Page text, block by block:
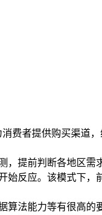
费者提供购买渠道
，提前判断各地区
反应。该模式下
法能力等有很高的